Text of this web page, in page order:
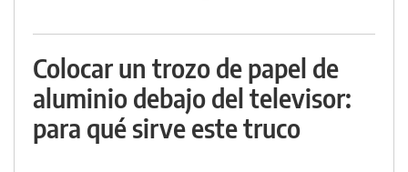
Colocar un trozo de papel de
aluminio debajo del televisor:
para qué sirve este truco